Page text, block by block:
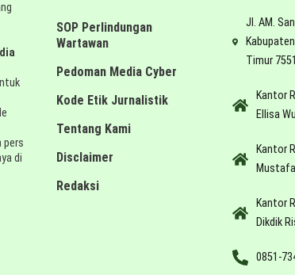
pers
di
SOP Perlindungan
Wartawan
Pedoman Media Cyber
Kode Etik Jurnalistik
Tentang Kami
Disclaimer
Redaksi
Jl. AM.
Timur
Kantor
Ellisa
Kantor
Kantor
Dikdik
0851-